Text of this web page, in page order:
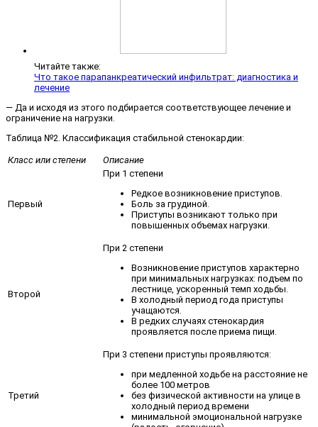
Читайте также:
Что такое парапанкреатический инфильтрат: диагностика и
лечение
— Да и исходя из этого подбирается соответствующее лечение и
ограничение на нагрузки.
Таблица №2. Классификация стабильной стенокардии:
Класс или степени Описание
Первый
При 1 степени
Редкое возникновение приступов.
Боль за грудиной.
Приступы возникают только при
повышенных объемах нагрузки.
Второй
При 2 степени
Возникновение приступов характерно
при минимальных нагрузках: подъем по
лестнице, ускоренный темп ходьбы.
В холодный период года приступы
учащаются.
В редких случаях стенокардия
проявляется после приема пищи.
Третий
При 3 степени приступы проявляются:
при медленной ходьбе на расстояние не
более 100 метров
без физической активности на улице в
холодный период времени
минимальной эмоциональной нагрузке